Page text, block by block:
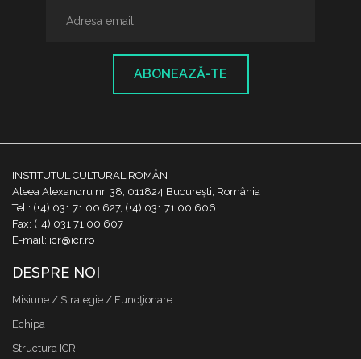
ABONEAZĂ-TE
INSTITUTUL CULTURAL ROMÂN
Aleea Alexandru nr. 38, 011824 București, România
Tel.: (+4) 031 71 00 627, (+4) 031 71 00 606
Fax: (+4) 031 71 00 607
E-mail: icr@icr.ro
DESPRE NOI
Misiune / Strategie / Funcţionare
Echipa
Structura ICR